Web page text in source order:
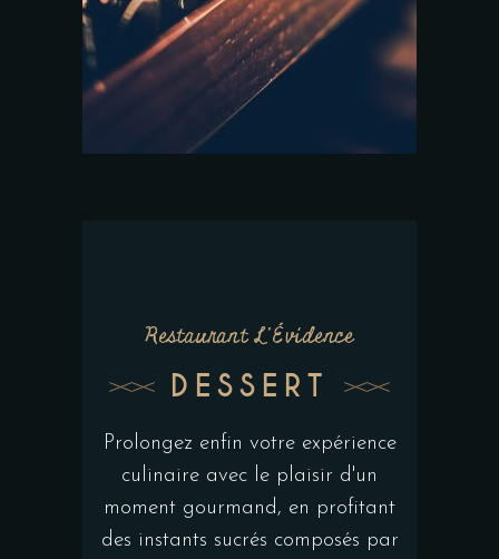
Restaurant L'Évidence
DESSERT
Prolongez enfin votre expérience
culinaire avec le plaisir d'un
moment gourmand, en profitant
des instants sucrés composés par